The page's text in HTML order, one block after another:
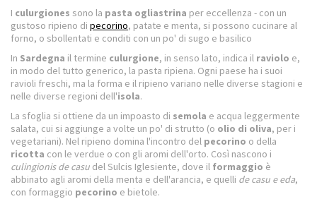
I culurgiones sono la pasta ogliastrina per eccellenza - con un
gustoso ripieno di pecorino, patate e menta, si possono cucinare al
forno, o sbollentati e conditi con un po' di sugo e basilico
In Sardegna il termine culurgione, in senso lato, indica il raviolo e,
in modo del tutto generico, la pasta ripiena. Ogni paese ha i suoi
ravioli freschi, ma la forma e il ripieno variano nelle diverse stagioni e
nelle diverse regioni dell'isola.
La sfoglia si ottiene da un impoasto di semola e acqua leggermente
salata, cui si aggiunge a volte un po' di strutto (o olio di oliva, per i
vegetariani). Nel ripieno domina l'incontro del pecorino o della
ricotta con le verdue o con gli aromi dell'orto. Così nascono i
culingionis de casu del Sulcis Iglesiente, dove il formaggio è
abbinato agli aromi della menta e dell'arancia, e quelli de casu e eda,
con formaggio pecorino e bietole.